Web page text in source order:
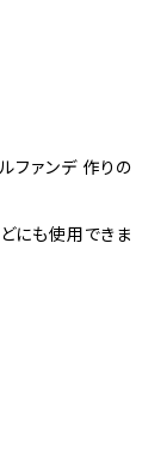
ファンデ 作りの
にも使用できま